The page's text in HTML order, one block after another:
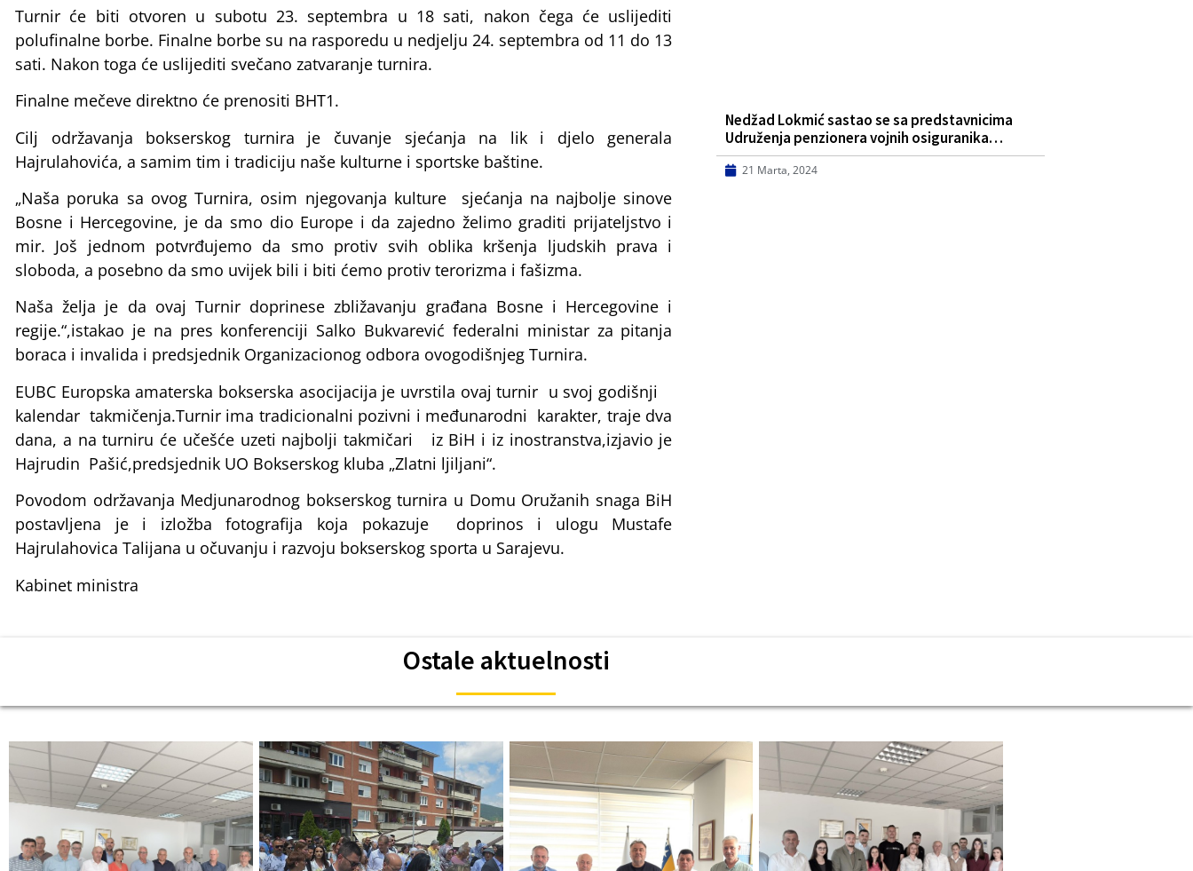
Turnir će biti otvoren u subotu 23. septembra u 18 sati, nakon čega će uslijediti
polufinalne borbe. Finalne borbe su na rasporedu u nedjelju 24. septembra od 11 do 13
sati. Nakon toga će uslijediti svečano zatvaranje turnira.
Finalne mečeve direktno će prenositi BHT1.
Cilj održavanja bokserskog turnira je čuvanje sjećanja na lik i djelo generala
Hajrulahovića, a samim tim i tradiciju naše kulturne i sportske baštine.
„Naša poruka sa ovog Turnira, osim njegovanja kulture sjećanja na najbolje sinove
Bosne i Hercegovine, je da smo dio Europe i da zajedno želimo graditi prijateljstvo i
mir. Još jednom potvrđujemo da smo protiv svih oblika kršenja ljudskih prava i
sloboda, a posebno da smo uvijek bili i biti ćemo protiv terorizma i fašizma.
Naša želja je da ovaj Turnir doprinese zbližavanju građana Bosne i Hercegovine i
regije.“,istakao je na pres konferenciji Salko Bukvarević federalni ministar za pitanja
boraca i invalida i predsjednik Organizacionog odbora ovogodišnjeg Turnira.
EUBC Europska amaterska bokserska asocijacija je uvrstila ovaj turnir u svoj godišnji
kalendar takmičenja.Turnir ima tradicionalni pozivni i međunarodni karakter, traje dva
dana, a na turniru će učešće uzeti najbolji takmičari iz BiH i iz inostranstva,izjavio je
Hajrudin Pašić,predsjednik UO Bokserskog kluba „Zlatni ljiljani“.
Povodom održavanja Medjunarodnog bokserskog turnira u Domu Oružanih snaga BiH
postavljena je i izložba fotografija koja pokazuje doprinos i ulogu Mustafe
Hajrulahovica Talijana u očuvanju i razvoju bokserskog sporta u Sarajevu.
Kabinet ministra
Nedžad Lokmić sastao se sa predstavnicima
Udruženja penzionera vojnih osiguranika…
21 Marta, 2024
Ostale aktuelnosti